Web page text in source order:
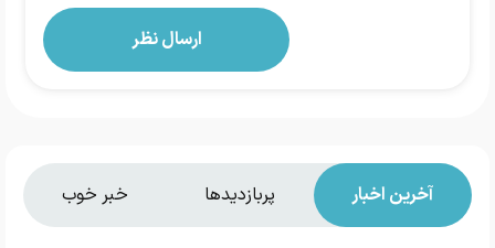
آخرین اخبار پربازدیدها خبر خوب